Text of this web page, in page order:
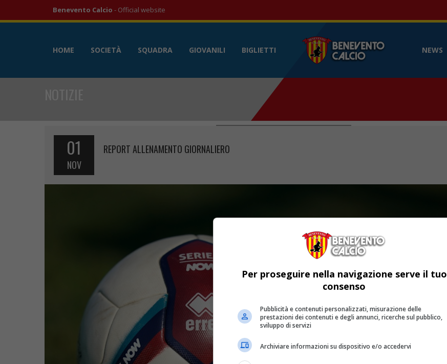
Benevento Calcio - Official website
HOME SOCIETÀ SQUADRA GIOVANILI BIGLIETTI NEWS
01
NOV
REPORT ALLENAMENTO GIORNALIERO
Per proseguire nella navigazione serve il tuo
consenso
Pubblicità e contenuti personalizzati, misurazione delle
prestazioni dei contenuti e degli annunci, ricerche sul pubblico,
sviluppo di servizi
Archiviare informazioni su dispositivo e/o accedervi